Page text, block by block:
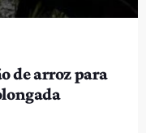
de arroz para